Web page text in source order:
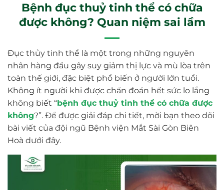
Bệnh đục thuỷ tinh thể có chữa
được không? Quan niệm sai lầm
Đục thủy tinh thể là một trong những nguyên
nhân hàng đầu gây suy giảm thị lực và mù lòa trên
toàn thế giới, đặc biệt phổ biến ở người lớn tuổi.
Không ít người khi được chẩn đoán hết sức lo lắng
không biết “bệnh đục thuỷ tinh thể có chữa được
không?”. Để được giải đáp chi tiết, mời bạn theo dõi
bài viết của đội ngũ Bệnh viện Mắt Sài Gòn Biên
Hoà dưới đây.